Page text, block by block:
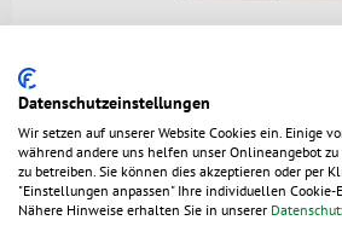
grüne
Wir zeigen Ihnen wie
Nachhaltigkeit in
unternehmerischen
integrieren können -
unserem kostenlosen E-
Datenschutzeinstellungen
Wir setzen auf unserer Website Cookies ein. Einige
während andere uns helfen unser Onlineangebot
zu betreiben. Sie können dies akzeptieren oder per
"Einstellungen anpassen" Ihre individuellen
Nähere Hinweise erhalten Sie in unserer